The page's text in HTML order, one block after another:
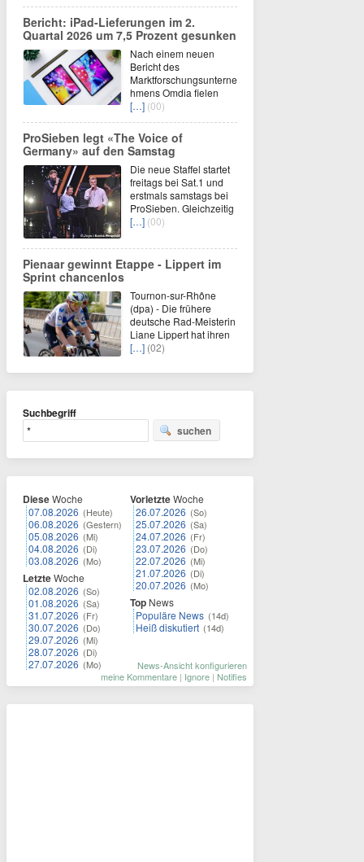
Bericht: iPad-Lieferungen im 2.
Quartal 2026 um 7,5 Prozent gesunken
Nach einem neuen
Bericht des
Marktforschungsunterne
hmens Omdia fielen
[…] (00)
ProSieben legt «The Voice of
Germany» auf den Samstag
Die neue Staffel startet
freitags bei Sat.1 und
erstmals samstags bei
ProSieben. Gleichzeitig
[…] (00)
Pienaar gewinnt Etappe - Lippert im
Sprint chancenlos
Tournon-sur-Rhône
(dpa) - Die frühere
deutsche Rad-Meisterin
Liane Lippert hat ihren
[…] (02)
Suchbegriff
suchen
DieseWoche
07.08.2026 (Heute)
06.08.2026 (Gestern)
05.08.2026 (Mi)
04.08.2026 (Di)
03.08.2026 (Mo)
LetzteWoche
02.08.2026 (So)
01.08.2026 (Sa)
31.07.2026 (Fr)
30.07.2026 (Do)
29.07.2026 (Mi)
28.07.2026 (Di)
27.07.2026 (Mo)
VorletzteWoche
26.07.2026 (So)
25.07.2026 (Sa)
24.07.2026 (Fr)
23.07.2026 (Do)
22.07.2026 (Mi)
21.07.2026 (Di)
20.07.2026 (Mo)
Top News
Populäre News (14d)
Heiß diskutiert (14d)
News-Ansicht konfigurieren
meine Kommentare | Ignore | Notifies